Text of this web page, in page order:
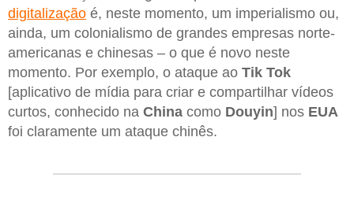
digitalização é, neste momento, um imperialismo ou,
ainda, um colonialismo de grandes empresas norte-
americanas e chinesas – o que é novo neste
momento. Por exemplo, o ataque ao Tik Tok
[aplicativo de mídia para criar e compartilhar vídeos
curtos, conhecido na China como Douyin] nos EUA
foi claramente um ataque chinês.